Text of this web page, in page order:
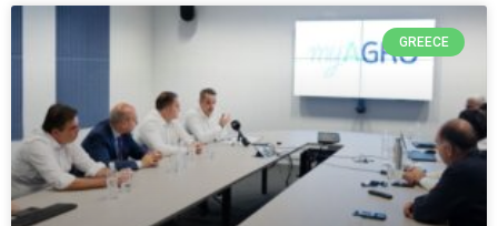
GREECE